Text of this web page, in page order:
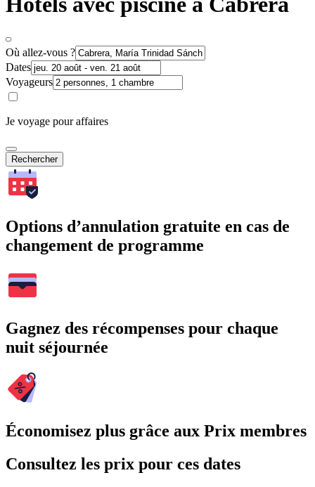
Où allez-vous ?
Dates
Voyageurs
Je voyage pour affaires
Rechercher
Options d’annulation gratuite en cas de
changement de programme
Gagnez des récompenses pour chaque
nuit séjournée
Économisez plus grâce aux Prix membres
Consultez les prix pour ces dates